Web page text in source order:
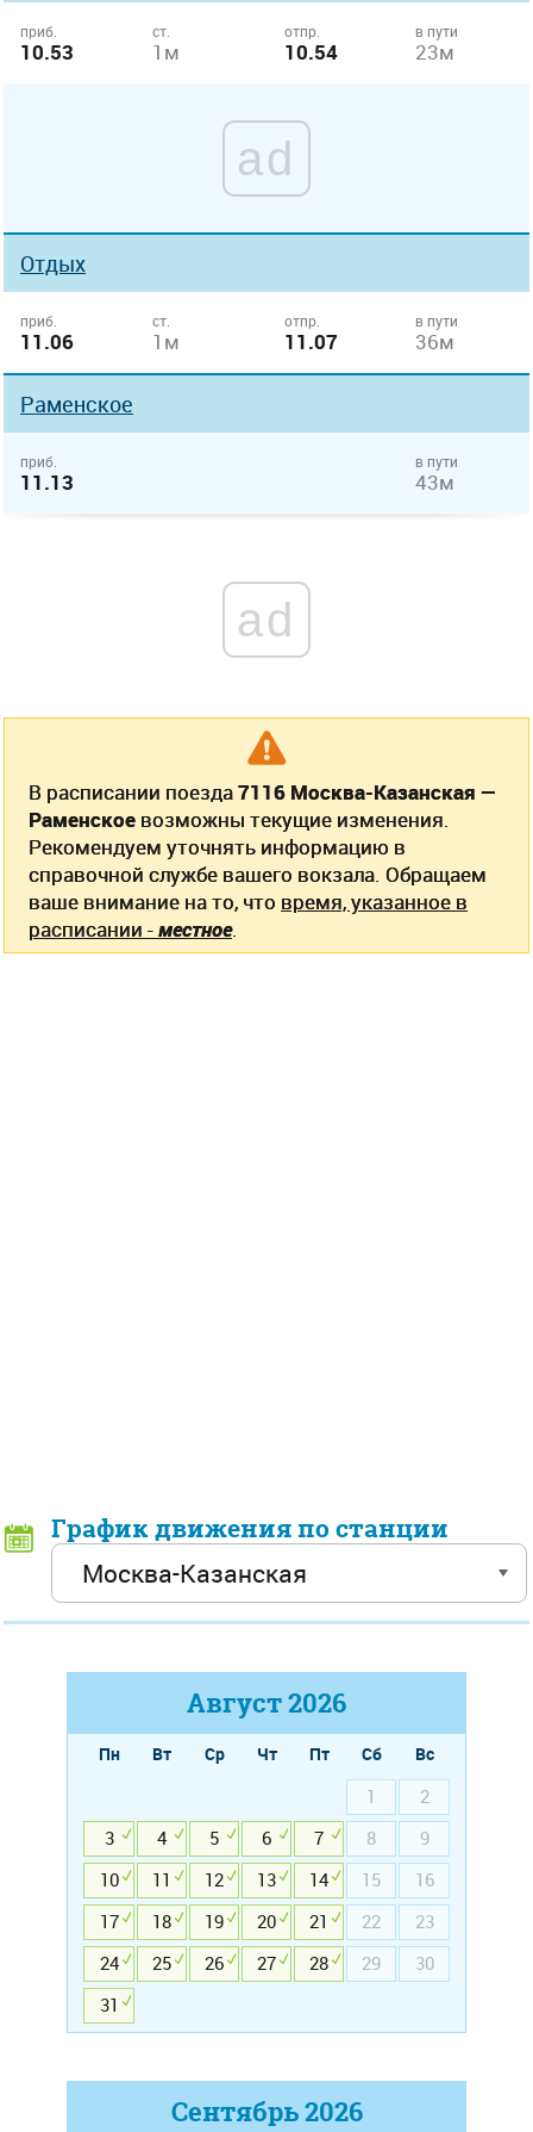
приб.
10.53
ст.
1м
отпр.
10.54
в пути
23м
ad
Отдых
приб.
11.06
ст.
1м
отпр.
11.07
в пути
36м
Раменское
приб.
11.13
в пути
43м
ad
В расписании поезда7116 Москва-Казанская —
Раменское возможны текущие изменения.
Рекомендуем уточнять информацию в
справочной службе вашего вокзала. Обращаем
ваше внимание на то, что время, указанное в
расписании -местное.
График движения по станции
Август2026
Пн Вт Ср Чт Пт Сб
Вс
1
2
3
4 5 6 7 8
9
10
11 12 13 14 15
16
17
18 19 20 21 22
23
24
25 26 27 28 29
30
31
Сентябрь2026